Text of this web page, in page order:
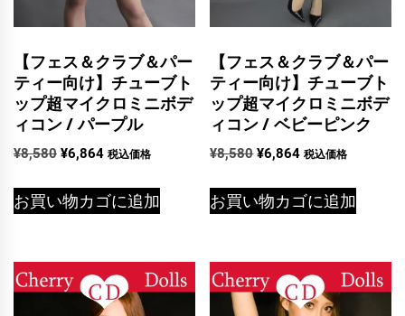
【フェス＆クラブ＆パー
ティー向け】チューブト
ップ超マイクロミニボデ
ィコン / パープル
¥8,580 元
価
格
¥8,580
で
¥6,864現
の
価
は
¥6,864
で
税込価格
お買い物カゴに追加
【フェス＆クラブ＆パー
ティー向け】チューブト
ップ超マイクロミニボデ
ィコン / ベビーピンク
¥8,580 元
価
格
¥8,580
で
し
¥6,864現
の
価
は
¥6,864
で
税込価格
お買い物カゴに追加